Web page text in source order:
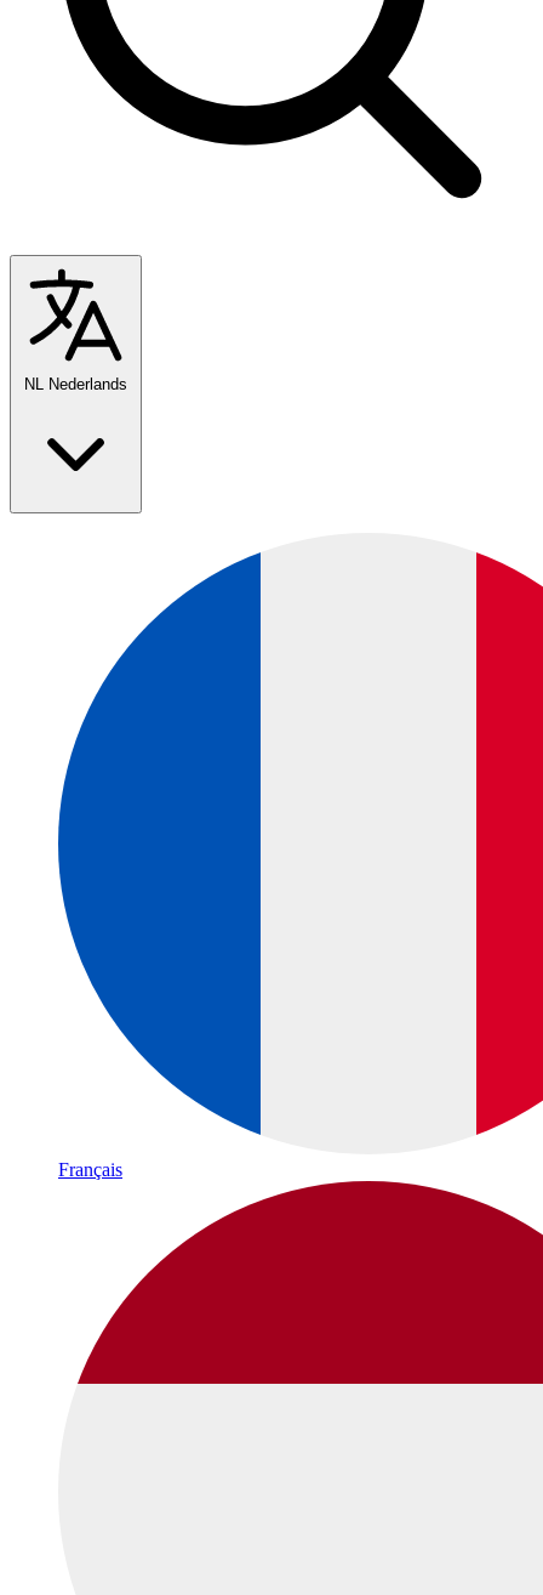
NL Nederlands
Français